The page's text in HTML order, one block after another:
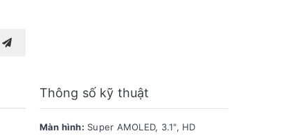
Thông số kỹ thuật
Màn hình: Super AMOLED, 3.1", HD